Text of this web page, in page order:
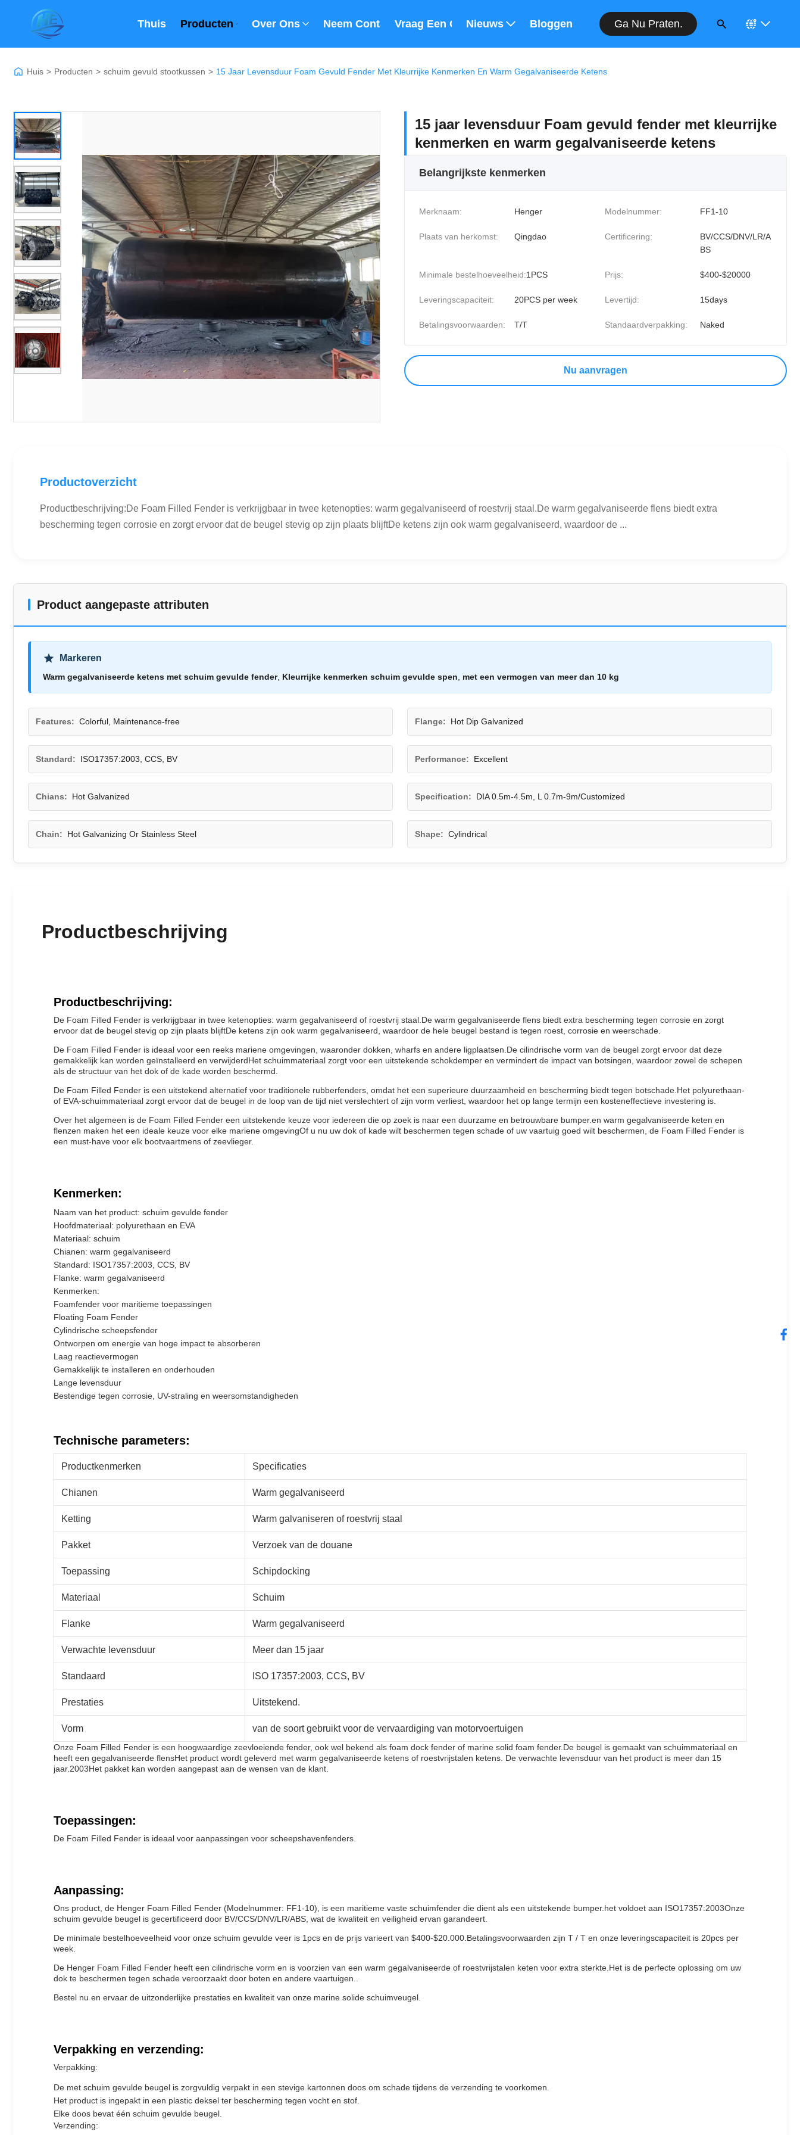
Thuis Producten Over Ons Neem Contact Met Ons Op
Vraag Een OfferteNieuws Bloggen Ga Nu Praten.
Huis > Producten > schuim gevuld stootkussen > 15 Jaar Levensduur Foam Gevuld Fender Met Kleurrijke Kenmerken En Warm Gegalvaniseerde Ketens
15 jaar levensduur Foam gevuld fender met kleurrijke
kenmerken en warm gegalvaniseerde ketens
Belangrijkste kenmerken
Merknaam: Henger Modelnummer: FF1-10
Plaats van herkomst: Qingdao Certificering:
BV/CCS/DNV/LR/A
BS
Minimale bestelhoeveelheid:1PCS Prijs: $400-$20000
Leveringscapaciteit: 20PCS per week Levertijd: 15days
Betalingsvoorwaarden: T/T Standaardverpakking: Naked
Nu aanvragen
Productoverzicht
Productbeschrijving:De Foam Filled Fender is verkrijgbaar in twee ketenopties: warm gegalvaniseerd of roestvrij staal.De warm gegalvaniseerde flens biedt extra
bescherming tegen corrosie en zorgt ervoor dat de beugel stevig op zijn plaats blijftDe ketens zijn ook warm gegalvaniseerd, waardoor de ...
Product aangepaste attributen
Markeren
Warm gegalvaniseerde ketens met schuim gevulde fender, Kleurrijke kenmerken schuim gevulde spen met een vermogen van meer dan 10 kg
Features: Colorful, Maintenance-free Flange: Hot Dip Galvanized
Standard: ISO17357:2003, CCS, BV Performance: Excellent
Chians: Hot Galvanized Specification: DIA 0.5m-4.5m, L 0.7m-9m/Customized
Chain: Hot Galvanizing Or Stainless Steel Shape: Cylindrical
Productbeschrijving
Productbeschrijving:
De Foam Filled Fender is verkrijgbaar in twee ketenopties: warm gegalvaniseerd of roestvrij staal.De warm gegalvaniseerde flens biedt extra bescherming tegen corrosie en zorgt
ervoor dat de beugel stevig op zijn plaats blijftDe ketens zijn ook warm gegalvaniseerd, waardoor de hele beugel bestand is tegen roest, corrosie en weerschade.
De Foam Filled Fender is ideaal voor een reeks mariene omgevingen, waaronder dokken, wharfs en andere ligplaatsen.De cilindrische vorm van de beugel zorgt ervoor dat deze
gemakkelijk kan worden geïnstalleerd en verwijderdHet schuimmateriaal zorgt voor een uitstekende schokdemper en vermindert de impact van botsingen, waardoor zowel de schepen
als de structuur van het dok of de kade worden beschermd.
De Foam Filled Fender is een uitstekend alternatief voor traditionele rubberfenders, omdat het een superieure duurzaamheid en bescherming biedt tegen botschade.Het polyurethaan-
of EVA-schuimmateriaal zorgt ervoor dat de beugel in de loop van de tijd niet verslechtert of zijn vorm verliest, waardoor het op lange termijn een kosteneffectieve investering is.
Over het algemeen is de Foam Filled Fender een uitstekende keuze voor iedereen die op zoek is naar een duurzame en betrouwbare bumper.en warm gegalvaniseerde keten en
flenzen maken het een ideale keuze voor elke mariene omgevingOf u nu uw dok of kade wilt beschermen tegen schade of uw vaartuig goed wilt beschermen, de Foam Filled Fender is
een must-have voor elk bootvaartmens of zeevlieger.
Kenmerken:
Naam van het product: schuim gevulde fender
Hoofdmateriaal: polyurethaan en EVA
Materiaal: schuim
Chianen: warm gegalvaniseerd
Standard: ISO17357:2003, CCS, BV
Flanke: warm gegalvaniseerd
Kenmerken:
Foamfender voor maritieme toepassingen
Floating Foam Fender
Cylindrische scheepsfender
Ontworpen om energie van hoge impact te absorberen
Laag reactievermogen
Gemakkelijk te installeren en onderhouden
Lange levensduur
Bestendige tegen corrosie, UV-straling en weersomstandigheden
Technische parameters:
Productkenmerken Specificaties
Chianen Warm gegalvaniseerd
Ketting Warm galvaniseren of roestvrij staal
Pakket Verzoek van de douane
Toepassing Schipdocking
Materiaal Schuim
Flanke Warm gegalvaniseerd
Verwachte levensduur Meer dan 15 jaar
Standaard ISO 17357:2003, CCS, BV
Prestaties Uitstekend.
Vorm van de soort gebruikt voor de vervaardiging van motorvoertuigen
Onze Foam Filled Fender is een hoogwaardige zeevloeiende fender, ook wel bekend als foam dock fender of marine solid foam fender.De beugel is gemaakt van schuimmateriaal en
heeft een gegalvaniseerde flensHet product wordt geleverd met warm gegalvaniseerde ketens of roestvrijstalen ketens. De verwachte levensduur van het product is meer dan 15
jaar.2003Het pakket kan worden aangepast aan de wensen van de klant.
Toepassingen:
De Foam Filled Fender is ideaal voor aanpassingen voor scheepshavenfenders.
Aanpassing:
Ons product, de Henger Foam Filled Fender (Modelnummer: FF1-10), is een maritieme vaste schuimfender die dient als een uitstekende bumper.het voldoet aan ISO17357:2003Onze
schuim gevulde beugel is gecertificeerd door BV/CCS/DNV/LR/ABS, wat de kwaliteit en veiligheid ervan garandeert.
De minimale bestelhoeveelheid voor onze schuim gevulde veer is 1pcs en de prijs varieert van $400-$20.000.Betalingsvoorwaarden zijn T / T en onze leveringscapaciteit is 20pcs per
week.
De Henger Foam Filled Fender heeft een cilindrische vorm en is voorzien van een warm gegalvaniseerde of roestvrijstalen keten voor extra sterkte.Het is de perfecte oplossing om uw
dok te beschermen tegen schade veroorzaakt door boten en andere vaartuigen..
Bestel nu en ervaar de uitzonderlijke prestaties en kwaliteit van onze marine solide schuimveugel.
Verpakking en verzending:
Verpakking:
De met schuim gevulde beugel is zorgvuldig verpakt in een stevige kartonnen doos om schade tijdens de verzending te voorkomen.
Het product is ingepakt in een plastic deksel ter bescherming tegen vocht en stof.
Elke doos bevat één schuim gevulde beugel.
Verzending: